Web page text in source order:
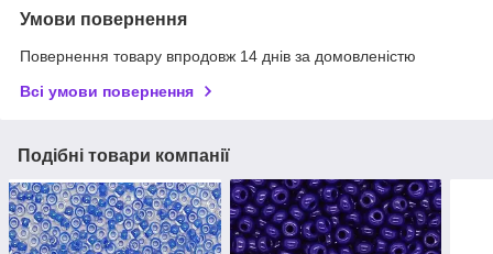
Умови повернення
Повернення товару впродовж 14 днів за домовленістю
Всі умови повернення
Подібні товари компанії